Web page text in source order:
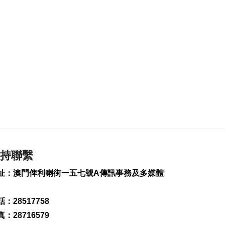
274
0
聯繫
：澳門俾利喇街一五七號A傳訊事務及多媒體
：28517758
：28716579